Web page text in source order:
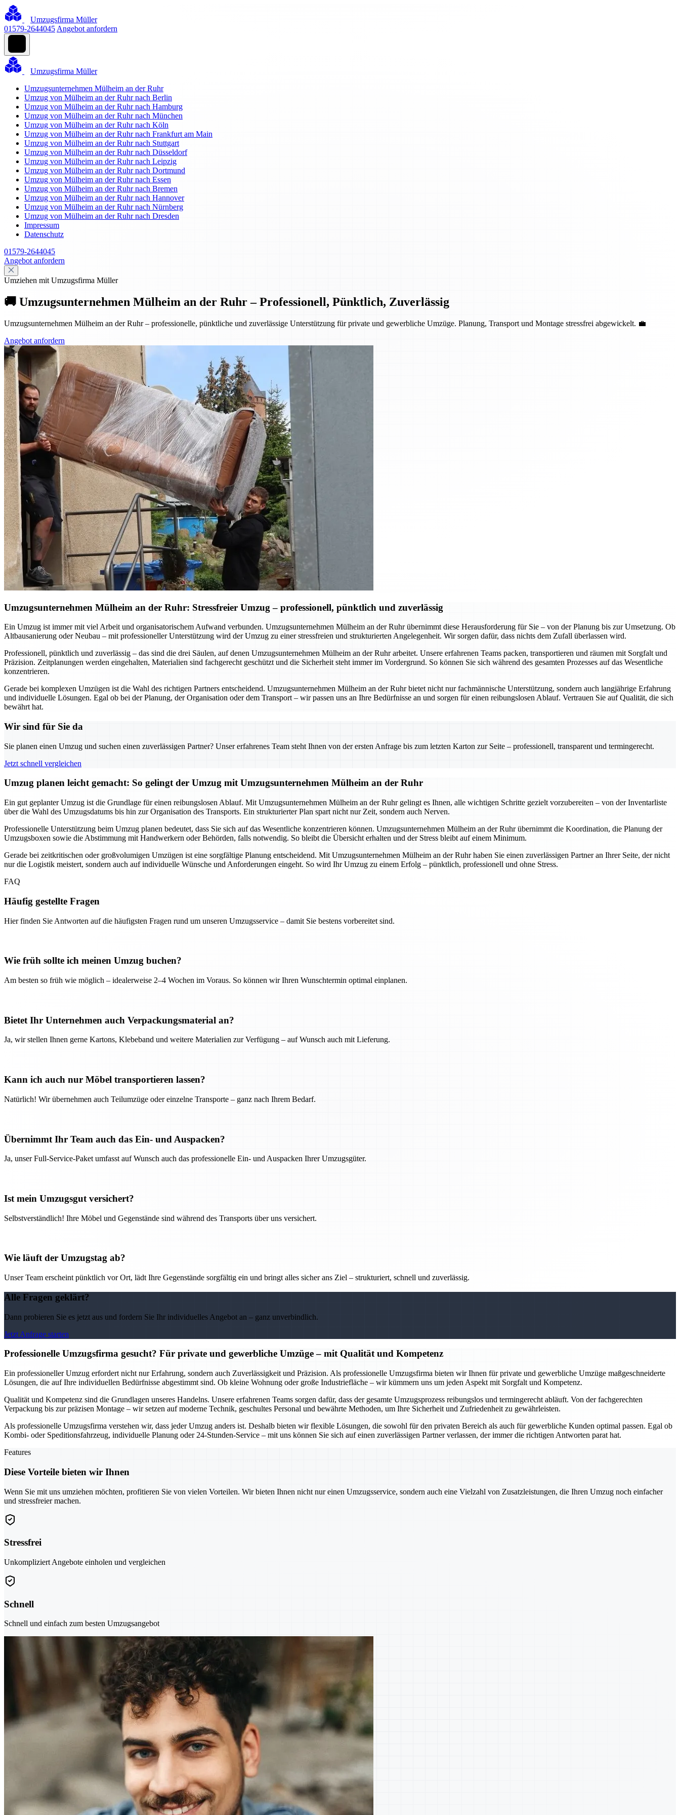
Umzugsfirma Müller
01579-2644045 Angebot anfordern
Umzugsfirma Müller
Umzugsunternehmen Mülheim an der Ruhr
Umzug von Mülheim an der Ruhr nach Berlin
Umzug von Mülheim an der Ruhr nach Hamburg
Umzug von Mülheim an der Ruhr nach München
Umzug von Mülheim an der Ruhr nach Köln
Umzug von Mülheim an der Ruhr nach Frankfurt am Main
Umzug von Mülheim an der Ruhr nach Stuttgart
Umzug von Mülheim an der Ruhr nach Düsseldorf
Umzug von Mülheim an der Ruhr nach Leipzig
Umzug von Mülheim an der Ruhr nach Dortmund
Umzug von Mülheim an der Ruhr nach Essen
Umzug von Mülheim an der Ruhr nach Bremen
Umzug von Mülheim an der Ruhr nach Hannover
Umzug von Mülheim an der Ruhr nach Nürnberg
Umzug von Mülheim an der Ruhr nach Dresden
Impressum
Datenschutz
01579-2644045
Angebot anfordern
Umziehen mit Umzugsfirma Müller
🚚 Umzugsunternehmen Mülheim an der Ruhr – Professionell, Pünktlich, Zuverlässig
Umzugsunternehmen Mülheim an der Ruhr – professionelle, pünktliche und zuverlässige Unterstützung für private und gewerbliche Umzüge. Planung, Transport und Montage stressfrei abgewickelt. 💼
Angebot anfordern
Umzugsunternehmen Mülheim an der Ruhr: Stressfreier Umzug – professionell, pünktlich und zuverlässig
Ein Umzug ist immer mit viel Arbeit und organisatorischem Aufwand verbunden. Umzugsunternehmen Mülheim an der Ruhr übernimmt diese Herausforderung für Sie – von der Planung bis zur Umsetzung. Ob
Altbausanierung oder Neubau – mit professioneller Unterstützung wird der Umzug zu einer stressfreien und strukturierten Angelegenheit. Wir sorgen dafür, dass nichts dem Zufall überlassen wird.
Professionell, pünktlich und zuverlässig – das sind die drei Säulen, auf denen Umzugsunternehmen Mülheim an der Ruhr arbeitet. Unsere erfahrenen Teams packen, transportieren und räumen mit Sorgfalt und
Präzision. Zeitplanungen werden eingehalten, Materialien sind fachgerecht geschützt und die Sicherheit steht immer im Vordergrund. So können Sie sich während des gesamten Prozesses auf das Wesentliche
konzentrieren.
Gerade bei komplexen Umzügen ist die Wahl des richtigen Partners entscheidend. Umzugsunternehmen Mülheim an der Ruhr bietet nicht nur fachmännische Unterstützung, sondern auch langjährige Erfahrung
und individuelle Lösungen. Egal ob bei der Planung, der Organisation oder dem Transport – wir passen uns an Ihre Bedürfnisse an und sorgen für einen reibungslosen Ablauf. Vertrauen Sie auf Qualität, die sich
bewährt hat.
Wir sind für Sie da
Sie planen einen Umzug und suchen einen zuverlässigen Partner? Unser erfahrenes Team steht Ihnen von der ersten Anfrage bis zum letzten Karton zur Seite – professionell, transparent und termingerecht.
Jetzt schnell vergleichen
Umzug planen leicht gemacht: So gelingt der Umzug mit Umzugsunternehmen Mülheim an der Ruhr
Ein gut geplanter Umzug ist die Grundlage für einen reibungslosen Ablauf. Mit Umzugsunternehmen Mülheim an der Ruhr gelingt es Ihnen, alle wichtigen Schritte gezielt vorzubereiten – von der Inventarliste
über die Wahl des Umzugsdatums bis hin zur Organisation des Transports. Ein strukturierter Plan spart nicht nur Zeit, sondern auch Nerven.
Professionelle Unterstützung beim Umzug planen bedeutet, dass Sie sich auf das Wesentliche konzentrieren können. Umzugsunternehmen Mülheim an der Ruhr übernimmt die Koordination, die Planung der
Umzugsboxen sowie die Abstimmung mit Handwerkern oder Behörden, falls notwendig. So bleibt die Übersicht erhalten und der Stress bleibt auf einem Minimum.
Gerade bei zeitkritischen oder großvolumigen Umzügen ist eine sorgfältige Planung entscheidend. Mit Umzugsunternehmen Mülheim an der Ruhr haben Sie einen zuverlässigen Partner an Ihrer Seite, der nicht
nur die Logistik meistert, sondern auch auf individuelle Wünsche und Anforderungen eingeht. So wird Ihr Umzug zu einem Erfolg – pünktlich, professionell und ohne Stress.
FAQ
Häufig gestellte Fragen
Hier finden Sie Antworten auf die häufigsten Fragen rund um unseren Umzugsservice – damit Sie bestens vorbereitet sind.
Wie früh sollte ich meinen Umzug buchen?
Am besten so früh wie möglich – idealerweise 2–4 Wochen im Voraus. So können wir Ihren Wunschtermin optimal einplanen.
Bietet Ihr Unternehmen auch Verpackungsmaterial an?
Ja, wir stellen Ihnen gerne Kartons, Klebeband und weitere Materialien zur Verfügung – auf Wunsch auch mit Lieferung.
Kann ich auch nur Möbel transportieren lassen?
Natürlich! Wir übernehmen auch Teilumzüge oder einzelne Transporte – ganz nach Ihrem Bedarf.
Übernimmt Ihr Team auch das Ein- und Auspacken?
Ja, unser Full-Service-Paket umfasst auf Wunsch auch das professionelle Ein- und Auspacken Ihrer Umzugsgüter.
Ist mein Umzugsgut versichert?
Selbstverständlich! Ihre Möbel und Gegenstände sind während des Transports über uns versichert.
Wie läuft der Umzugstag ab?
Unser Team erscheint pünktlich vor Ort, lädt Ihre Gegenstände sorgfältig ein und bringt alles sicher ans Ziel – strukturiert, schnell und zuverlässig.
Alle Fragen geklärt?
Dann probieren Sie es jetzt aus und fordern Sie Ihr individuelles Angebot an – ganz unverbindlich.
Jetzt Anfrage starten
Professionelle Umzugsfirma gesucht? Für private und gewerbliche Umzüge – mit Qualität und Kompetenz
Ein professioneller Umzug erfordert nicht nur Erfahrung, sondern auch Zuverlässigkeit und Präzision. Als professionelle Umzugsfirma bieten wir Ihnen für private und gewerbliche Umzüge maßgeschneiderte
Lösungen, die auf Ihre individuellen Bedürfnisse abgestimmt sind. Ob kleine Wohnung oder große Industriefläche – wir kümmern uns um jeden Aspekt mit Sorgfalt und Kompetenz.
Qualität und Kompetenz sind die Grundlagen unseres Handelns. Unsere erfahrenen Teams sorgen dafür, dass der gesamte Umzugsprozess reibungslos und termingerecht abläuft. Von der fachgerechten
Verpackung bis zur präzisen Montage – wir setzen auf moderne Technik, geschultes Personal und bewährte Methoden, um Ihre Sicherheit und Zufriedenheit zu gewährleisten.
Als professionelle Umzugsfirma verstehen wir, dass jeder Umzug anders ist. Deshalb bieten wir flexible Lösungen, die sowohl für den privaten Bereich als auch für gewerbliche Kunden optimal passen. Egal ob
Kombi- oder Speditionsfahrzeug, individuelle Planung oder 24-Stunden-Service – mit uns können Sie sich auf einen zuverlässigen Partner verlassen, der immer die richtigen Antworten parat hat.
Features
Diese Vorteile bieten wir Ihnen
Wenn Sie mit uns umziehen möchten, profitieren Sie von vielen Vorteilen. Wir bieten Ihnen nicht nur einen Umzugsservice, sondern auch eine Vielzahl von Zusatzleistungen, die Ihren Umzug noch einfacher
und stressfreier machen.
Stressfrei
Unkompliziert Angebote einholen und vergleichen
Schnell
Schnell und einfach zum besten Umzugsangebot